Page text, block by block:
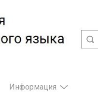
Информация